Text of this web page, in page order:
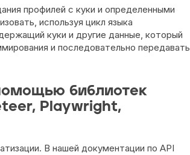
профилей с куки и определенными
используя цикл языка
куки и другие данные, который
и последовательно передавать
библиотек
Playwright,
В нашей документации по API